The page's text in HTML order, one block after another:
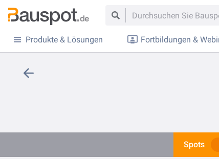
Produkte & Lösungen Fortbildungen &
Spots